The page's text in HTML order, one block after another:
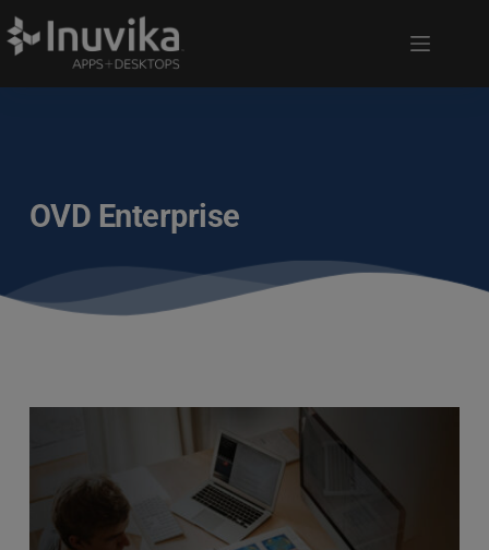
OVD Enterprise